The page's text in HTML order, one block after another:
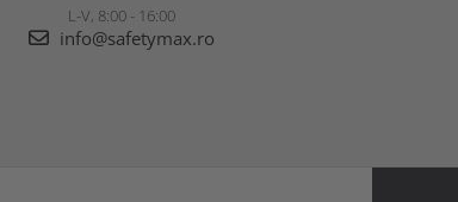
L-V, 8:00 - 16:00
info@safetymax.ro